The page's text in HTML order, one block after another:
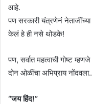
आहे.
पण सरकारी यंत्रणेनं
केलं हे ही नसे थोडके!
पण, सर्वात महत्वाची गोष्ट
दोन ओळींचा अभिप्राय
“जय हिंद!”